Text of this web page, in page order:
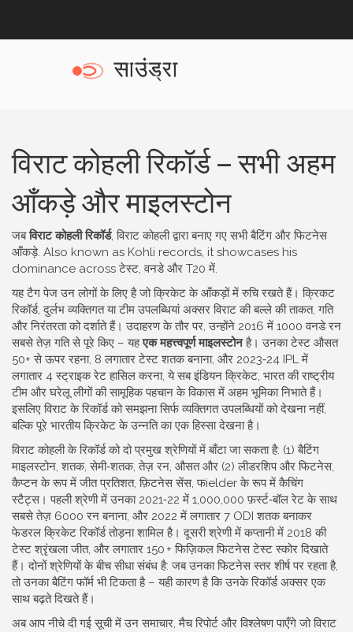
विराट कोहली रिकॉर्ड – सभी अहम
आँकड़े और माइलस्टोन
जबविराट कोहली रिकॉर्ड,विराट कोहली द्वारा बनाए गए सभी बैटिंग और फिटनेस
आँकड़े. Also known as Kohli records, it showcases his
dominance across टेस्ट, वनडे और T20 में.
यह टैग पेज उन लोगों के लिए है जो क्रिकेट के आँकड़ों में रुचि रखते हैं।क्रिकट
रिकॉर्ड,दुर्लभ व्यक्तिगत या टीम उपलब्धियांअक्सर विराट की बल्ले की ताकत, गति
और निरंतरता को दर्शाते हैं। उदाहरण के तौर पर, उन्होंने 2016 में 1000 वनडे रन
सबसे तेज़ गति से पूरे किए – यहएक महत्त्वपूर्ण माइलस्टोनहै। उनका टेस्ट औसत
50+ से ऊपर रहना, 8 लगातार टेस्ट शतक बनाना, और 2023‑24 IPL में
लगातार 4 स्ट्राइक रेट हासिल करना, ये सबइंडियन क्रिकेट, भारत की राष्ट्रीय
टीम और घरेलू लीगों की सामूहिक पहचानके विकास में अहम भूमिका निभाते हैं।
इसलिए विराट के रिकॉर्ड को समझना सिर्फ व्यक्तिगत उपलब्धियों को देखना नहीं,
बल्कि पूरे भारतीय क्रिकेट के उन्नति का एक हिस्सा देखना है।
विराट कोहली के रिकॉर्ड को दो प्रमुख श्रेणियों में बाँटा जा सकता है: (1)बैटिंग
माइलस्टोन,शतक, सेमी‑शतक, तेज़ रन, औसतऔर (2)लीडरशिप और फिटनेस,
कैप्टन के रूप में जीत प्रतिशत, फ़िटनेस सेंस, फielder के रूप में कैचिंग
स्टैट्स। पहली श्रेणी में उनका 2021‑22 में 1,000,000 फ़र्स्ट‑बॉल रेट के साथ
सबसे तेज़ 6000 रन बनाना, और 2022 में लगातार 7 ODI शतक बनाकर
फेडरल क्रिकेट रिकॉर्ड तोड़ना शामिल है। दूसरी श्रेणी में कप्तानी में 2018 की
टेस्ट श्रृंखला जीत, और लगातार 150 + फिज़िकल फिटनेस टेस्ट स्कोर दिखाते
हैं। दोनों श्रेणियों के बीच सीधा संबंध है: जब उनका फिटनेस स्तर शीर्ष पर रहता है,
तो उनका बैटिंग फॉर्म भी टिकता है – यही कारण है कि उनके रिकॉर्ड अक्सर एक
साथ बढ़ते दिखते हैं।
अब आप नीचे दी गई सूची में उन समाचार, मैच रिपोर्ट और विश्लेषण पाएँगे जो विराट